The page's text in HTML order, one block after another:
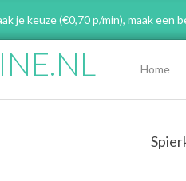
je keuze (€0,70 p/min), maak een
Menu
Home